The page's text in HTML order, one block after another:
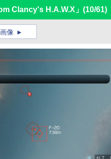
Clancy's H.A.W.X」 (10/61)
像